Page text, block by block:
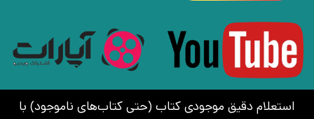
استعلام دقیق موجودی کتاب (حتی کتاب‌های ناموجود) با